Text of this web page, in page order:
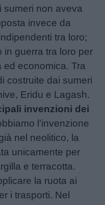
sumeri non aveva
invece da
tra loro;
guerra tra loro per
ed economica. Tra
costruite dai sumeri
Eridu e Lagash.
invenzioni dei
l’invenzione
nel neolitico, la
unicamente per
e terracotta.
la ruota ai
i trasporti. Nel